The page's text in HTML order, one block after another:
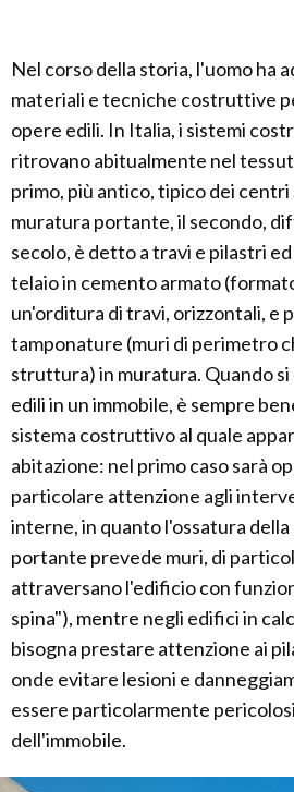
Nel corso della storia, l'uomo ha
materiali e tecniche costruttive
opere edili. In Italia, i sistemi
ritrovano abitualmente nel
primo, più antico, tipico dei
muratura portante, il secondo,
secolo, è detto a travi e pilastri
telaio in cemento armato
un'orditura di travi, orizzontali, e
tamponature (muri di perimetro
struttura) in muratura. Quando
edili in un immobile, è sempre
sistema costruttivo al quale
abitazione: nel primo caso sarà
particolare attenzione agli
interne, in quanto l'ossatura
portante prevede muri, di
attraversano l'edificio con
spina"), mentre negli edifici in
bisogna prestare attenzione ai
onde evitare lesioni e
essere particolarmente
dell'immobile.